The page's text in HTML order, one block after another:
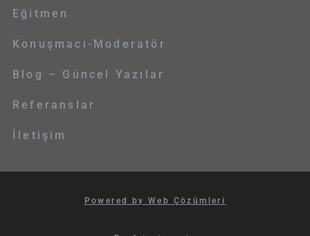
Eğitmen
Konuşmacı-Moderatör
Blog – Güncel Yazılar
Referanslar
İletişim
Powered by Web Çözümleri